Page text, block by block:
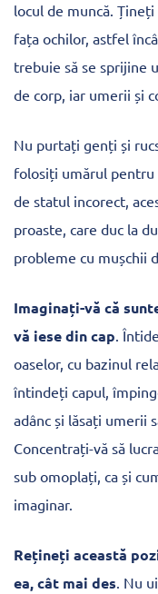
locul de muncă.
fața ochilor, astfel
trebuie să se sprijine
de corp, iar umerii și
Nu purtați genți și
folosiți umărul pentru
de statul incorect,
proaste, care duc la
probleme cu mușchii
Imaginați-vă că
vă iese din cap.
oaselor, cu bazinul
întindeți capul,
adânc și lăsați umerii
Concentrați-vă să
sub omoplați, ca și
imaginar.
Rețineți această
ea, cât mai des. Nu